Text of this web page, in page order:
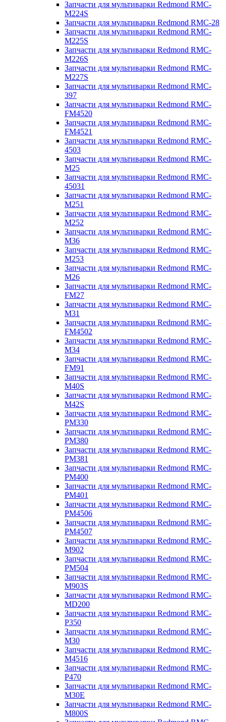
Запчасти для мультиварки Redmond RMC-
M224S
Запчасти для мультиварки Redmond RMC-28
Запчасти для мультиварки Redmond RMC-
M225S
Запчасти для мультиварки Redmond RMC-
M226S
Запчасти для мультиварки Redmond RMC-
M227S
Запчасти для мультиварки Redmond RMC-
397
Запчасти для мультиварки Redmond RMC-
FM4520
Запчасти для мультиварки Redmond RMC-
FM4521
Запчасти для мультиварки Redmond RMC-
4503
Запчасти для мультиварки Redmond RMC-
M25
Запчасти для мультиварки Redmond RMC-
45031
Запчасти для мультиварки Redmond RMC-
M251
Запчасти для мультиварки Redmond RMC-
M252
Запчасти для мультиварки Redmond RMC-
M36
Запчасти для мультиварки Redmond RMC-
M253
Запчасти для мультиварки Redmond RMC-
M26
Запчасти для мультиварки Redmond RMC-
FM27
Запчасти для мультиварки Redmond RMC-
M31
Запчасти для мультиварки Redmond RMC-
FM4502
Запчасти для мультиварки Redmond RMC-
M34
Запчасти для мультиварки Redmond RMC-
FM91
Запчасти для мультиварки Redmond RMC-
M40S
Запчасти для мультиварки Redmond RMC-
M42S
Запчасти для мультиварки Redmond RMC-
PM330
Запчасти для мультиварки Redmond RMC-
PM380
Запчасти для мультиварки Redmond RMC-
PM381
Запчасти для мультиварки Redmond RMC-
PM400
Запчасти для мультиварки Redmond RMC-
PM401
Запчасти для мультиварки Redmond RMC-
PM4506
Запчасти для мультиварки Redmond RMC-
PM4507
Запчасти для мультиварки Redmond RMC-
M902
Запчасти для мультиварки Redmond RMC-
PM504
Запчасти для мультиварки Redmond RMC-
M903S
Запчасти для мультиварки Redmond RMC-
MD200
Запчасти для мультиварки Redmond RMC-
P350
Запчасти для мультиварки Redmond RMC-
M30
Запчасти для мультиварки Redmond RMC-
M4516
Запчасти для мультиварки Redmond RMC-
P470
Запчасти для мультиварки Redmond RMC-
M30E
Запчасти для мультиварки Redmond RMC-
M800S